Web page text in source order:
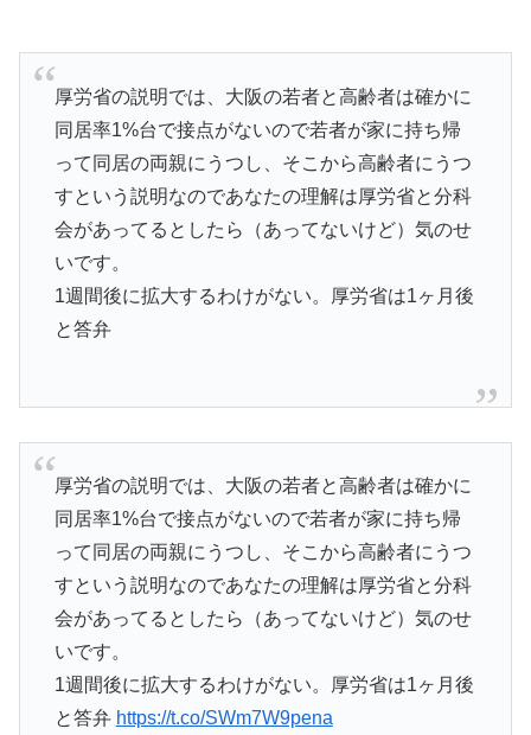
厚労省の説明では、大阪の若者と高齢者は確かに
同居率1%台で接点がないので若者が家に持ち帰
って同居の両親にうつし、そこから高齢者にうつ
すという説明なのであなたの理解は厚労省と分科
会があってるとしたら（あってないけど）気のせ
いです。
1週間後に拡大するわけがない。厚労省は1ヶ月後
と答弁
厚労省の説明では、大阪の若者と高齢者は確かに
同居率1%台で接点がないので若者が家に持ち帰
って同居の両親にうつし、そこから高齢者にうつ
すという説明なのであなたの理解は厚労省と分科
会があってるとしたら（あってないけど）気のせ
いです。
1週間後に拡大するわけがない。厚労省は1ヶ月後
と答弁 https://t.co/SWm7W9pena